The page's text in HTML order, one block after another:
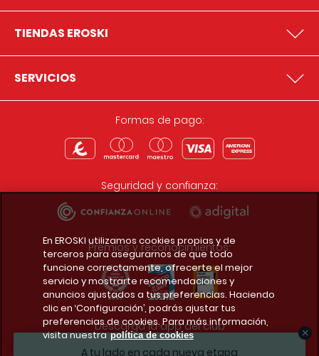
A tu lado en cada nueva etapa
TIENDAS EROSKI
SERVICIOS
Formas de pago:
Seguridad y confianza:
Premios y reconocimientos:
Descarga la app del club
En EROSKI utilizamos cookies propias y de
terceros para asegurarnos de que todo
funcione correctamente, ofrecerte el mejor
servicio y mostrarte recomendaciones y
anuncios ajustados a tus preferencias. Haciendo
clic en ‘Configuración’, podrás ajustar tus
preferencias de cookies. Para más información,
visita nuestra política de cookies